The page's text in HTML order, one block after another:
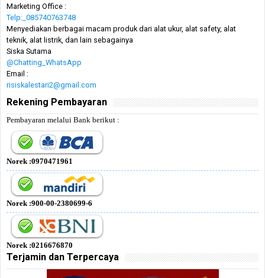
Marketing Office :
Telp:_085740763748
Menyediakan berbagai macam produk dari alat ukur, alat safety, alat
teknik, alat listrik, dan lain sebagainya
Siska Sutama
@Chatting_WhatsApp
Email :
risiskalestari2@gmail.com
Rekening Pembayaran
Pembayaran melalui Bank berikut :
Norek :0970471961
Norek :900-00-2380699-6
Norek :0216676870
Terjamin dan Terpercaya